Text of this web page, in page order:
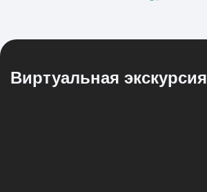
Виртуальная экскурсия